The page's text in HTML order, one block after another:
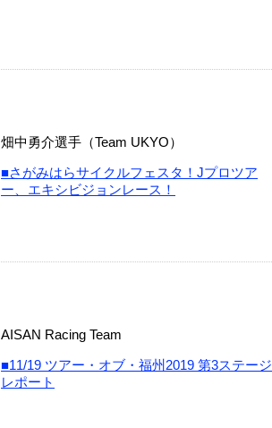
畑中勇介選手（Team UKYO）
■さがみはらサイクルフェスタ！Jプロツア
ー、エキシビジョンレース！
AISAN Racing Team
■11/19 ツアー・オブ・福州2019 第3ステージ
レポート